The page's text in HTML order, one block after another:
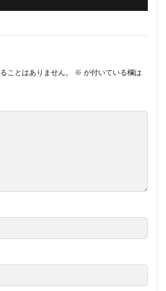
ことはありません。 ※ が付いている欄は